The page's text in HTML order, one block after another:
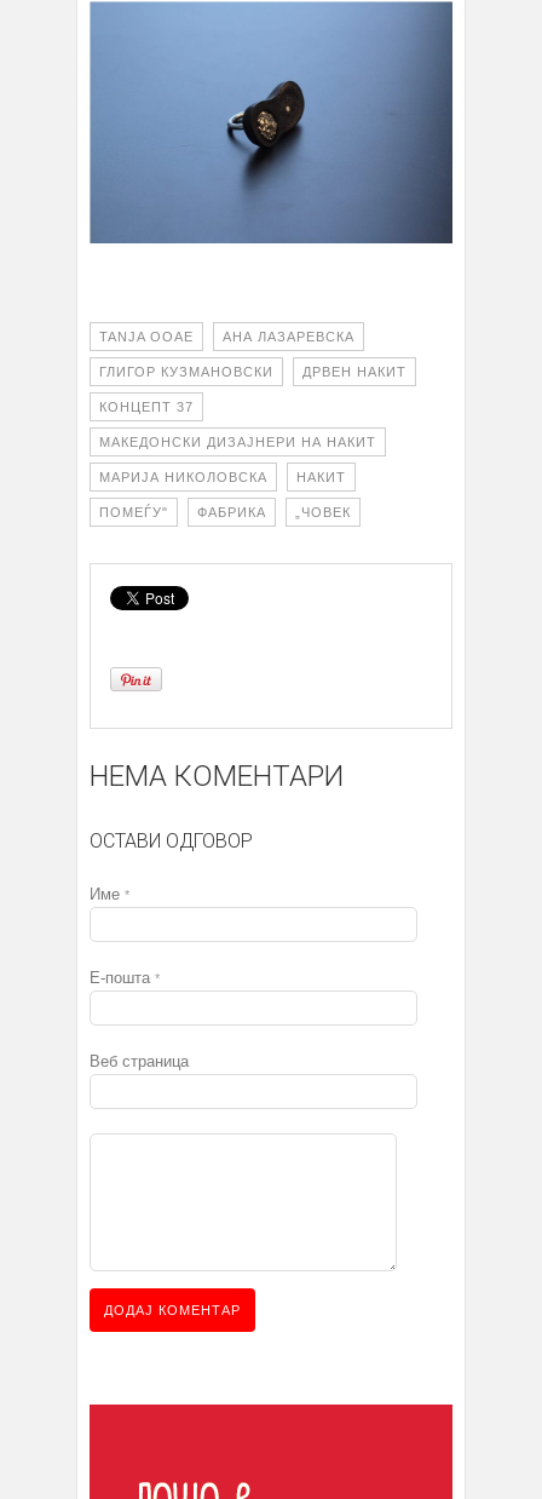
TANJA OOAE АНА ЛАЗАРЕВСКА
ГЛИГОР КУЗМАНОВСКИ ДРВЕН НАКИТ
КОНЦЕПТ 37
МАКЕДОНСКИ ДИЗАЈНЕРИ НА НАКИТ
МАРИЈА НИКОЛОВСКА НАКИТ
ПОМЕЃУ" ФАБРИКА „ЧОВЕК
НЕМА КОМЕНТАРИ
ОСТАВИ ОДГОВОР
Име *
Е-пошта *
Веб страница